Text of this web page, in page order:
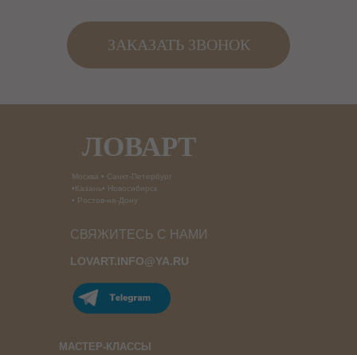
ЛОВАРТ
Москва • Санкт-Петербург
•Казань• Новосибирск
• Ростов-на-Дону
СВЯЖИТЕСЬ С НАМИ
МАСТЕР-КЛАССЫ
LOVART.INFO@YA.RU